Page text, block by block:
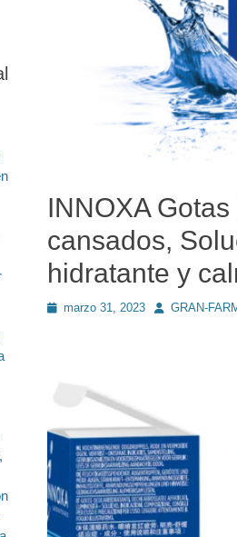
INNOXA
cansados,
hidratante y
Publicado
marzo 31, 2023 AutorGRAN-